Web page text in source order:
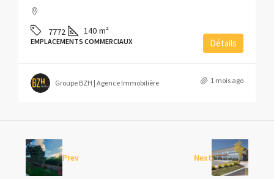
7772 140 m²
EMPLACEMENTS COMMERCIAUX Détails
Groupe BZH | Agence Immobilière 1 mois ago
Prev Next